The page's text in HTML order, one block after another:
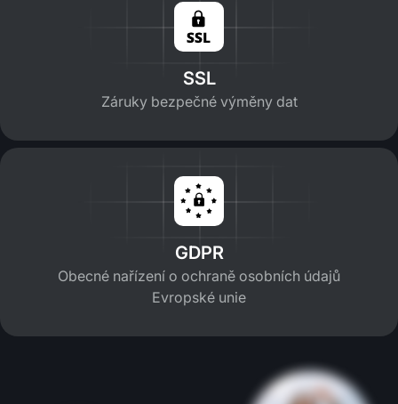
SSL
Záruky bezpečné výměny dat
GDPR
Obecné nařízení o ochraně osobních údajů
Evropské unie